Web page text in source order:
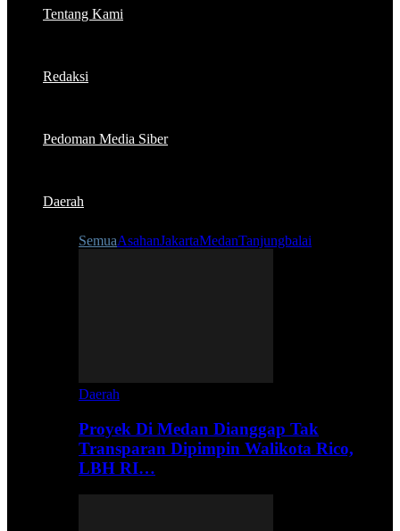
Tentang Kami
Redaksi
Pedoman Media Siber
Daerah
SemuaAsahanJakartaMedanTanjungbalai
Daerah
Proyek Di Medan Dianggap Tak
Transparan Dipimpin Walikota Rico,
LBH RI…